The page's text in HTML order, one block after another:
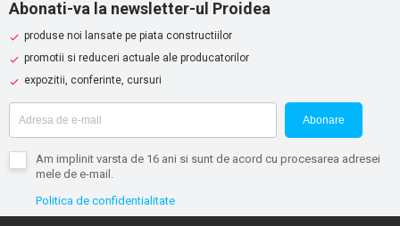
Abonati-va la newsletter-ul Proidea
produse noi lansate pe piata constructiilor
promotii si reduceri actuale ale producatorilor
expozitii, conferinte, cursuri
Abonare
Am implinit varsta de 16 ani si sunt de acord cu procesarea adresei
mele de e-mail.
Politica de confidentialitate